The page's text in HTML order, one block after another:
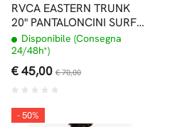
RVCA EASTERN TRUNK
20" PANTALONCINI SURF
LEAD
Disponibile (Consegna
24/48h*)
€ 45,00 € 70,00
- 50%